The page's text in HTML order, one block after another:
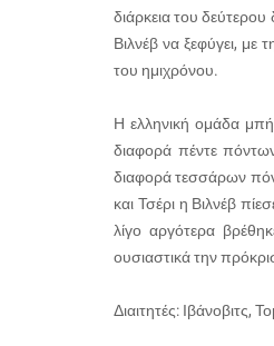
διάρκεια του
Βιλνέβ να ξεφύγει, με
του ημιχρόνου.
Η ελληνική ομάδα
διαφορά πέντε
διαφορά τεσσάρων
και Τσέρι η Βιλνέβ
λίγο αργότερα
ουσιαστικά την
Διαιτητές: Ιβάνοβιτς,